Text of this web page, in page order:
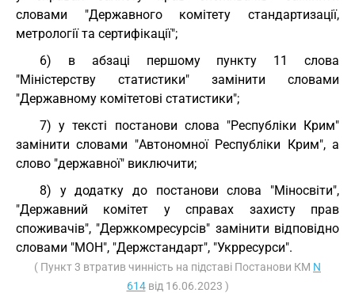
словами "Державного комітету стандартизації,
метрології та сертифікації";
6) в абзаці першому пункту 11 слова
"Міністерству статистики" замінити словами
"Державному комітетові статистики";
7) у тексті постанови слова "Республіки Крим"
замінити словами "Автономної Республіки Крим", а
слово "державної" виключити;
8) у додатку до постанови слова "Міносвіти",
"Державний комітет у справах захисту прав
споживачів", "Держкомресурсів" замінити відповідно
словами "МОН", "Держстандарт", "Укрресурси".
( Пункт 3 втратив чинність на підставі Постанови КМ N
614від 16.06.2023 )